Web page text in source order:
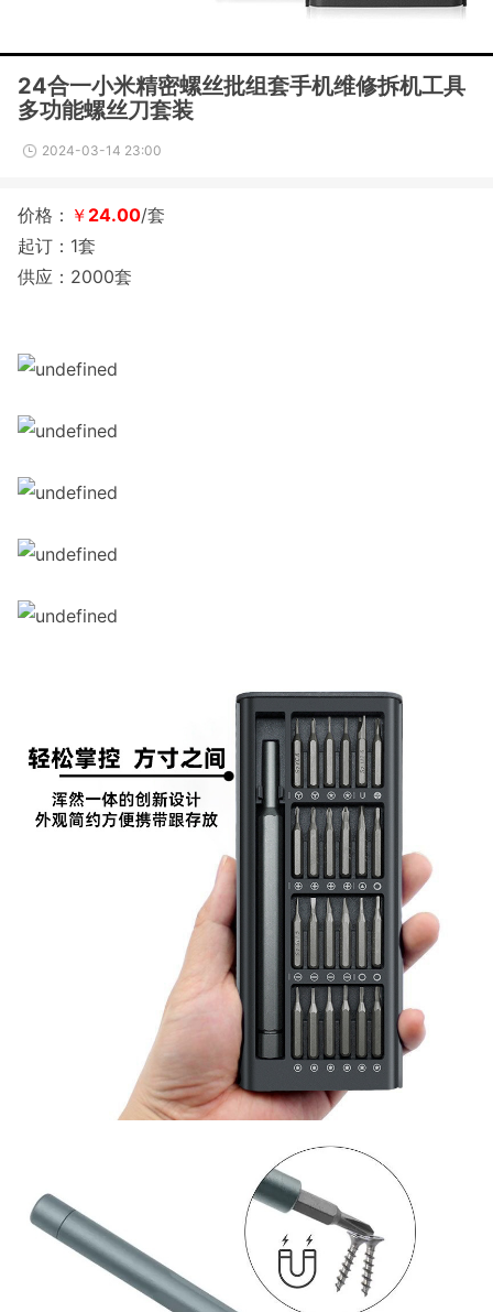
24合一小米精密螺丝批组套手机维修拆机工具
多功能螺丝刀套装
2024-03-14 23:00
价格： ￥ 24.00/套
起订：1套
供应：2000套